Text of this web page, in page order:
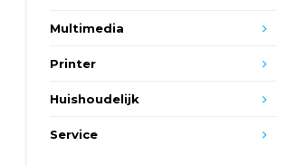
Multimedia
Printer
Huishoudelijk
Service